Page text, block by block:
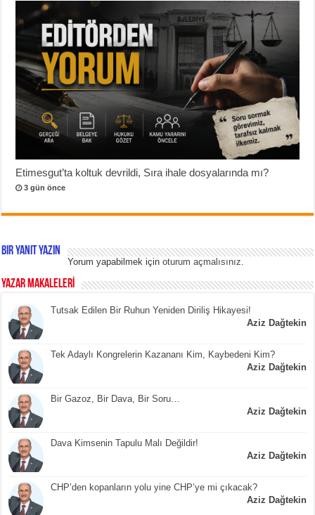
Etimesgut’ta koltuk devrildi, Sıra ihale dosyalarında mı?
3 gün önce
Bir yanıt yazın
Yorum yapabilmek içinoturum açmalısınız.
YAZAR MAKALELERİ
Tutsak Edilen Bir Ruhun Yeniden Diriliş Hikayesi!
Aziz Dağtekin
Tek Adaylı Kongrelerin Kazananı Kim, Kaybedeni Kim?
Aziz Dağtekin
Bir Gazoz, Bir Dava, Bir Soru…
Aziz Dağtekin
Dava Kimsenin Tapulu Malı Değildir!
Aziz Dağtekin
CHP’den kopanların yolu yine CHP’ye mi çıkacak?
Aziz Dağtekin